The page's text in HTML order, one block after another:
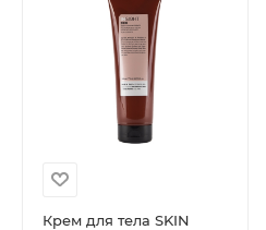
Крем для тела SKIN